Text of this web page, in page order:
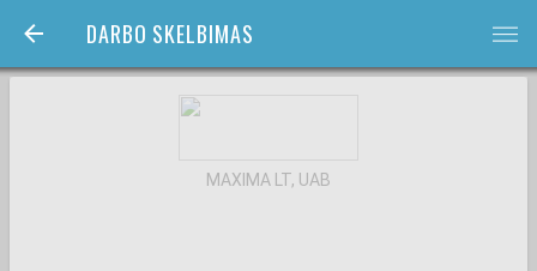
DARBO SKELBIMAS bars
MAXIMA LT, UAB